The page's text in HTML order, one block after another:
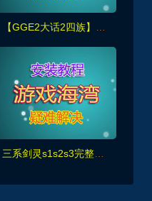
三系剑灵s1s2s3完整主线60级50星，可单人副本,黑月武器、首饰等+GM工具